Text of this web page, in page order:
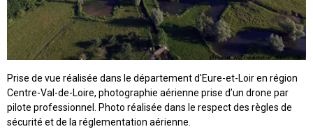
Prise de vue réalisée dans le département d'Eure-et-Loir en région
Centre-Val-de-Loire, photographie aérienne prise d’un drone par
pilote professionnel. Photo réalisée dans le respect des règles de
sécurité et de la réglementation aérienne.